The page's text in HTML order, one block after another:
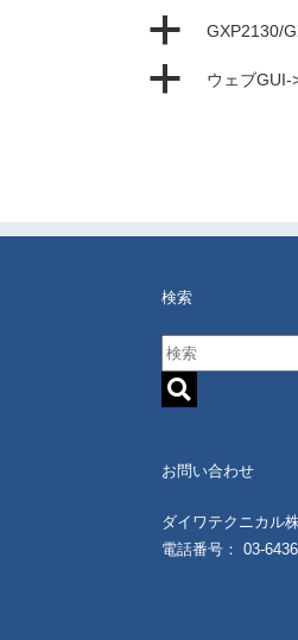
a GXP2130/
a ウェブGUI-
検索
お問い合わせ
ダイワテクニカル
電話番号： 03-